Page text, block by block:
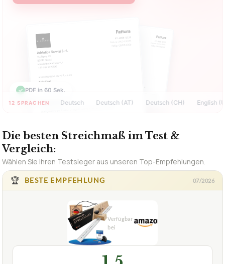
✓ PDF in 60 Sek.
12 SPRACHENDeutsch Deutsch (AT) Deutsch (CH) English (US)
Die besten Streichmaß im Test &
Vergleich:
Wählen Sie Ihren Testsieger aus unseren Top-Empfehlungen.
🏆
BESTE EMPFEHLUNG 07/2026